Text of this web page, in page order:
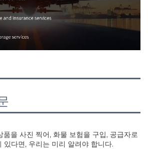
품을 사진 찍어, 화물 보험을 구입, 공급자로
있다면, 우리는 미리 알려야 합니다.